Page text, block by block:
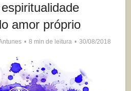
amor próprio
8 min de leitura 30/08/2018